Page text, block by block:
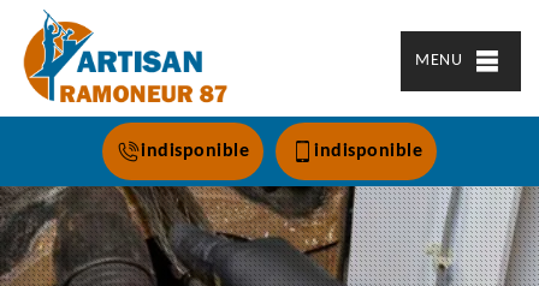
MENU
indisponible indisponible